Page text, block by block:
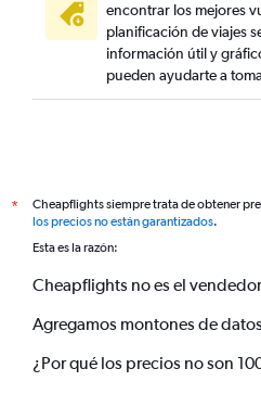
encontrar los mejores
planificación de viajes
información útil y
pueden ayudarte a
*
Cheapflights siempre trata de obtener
los precios no están garantizados.
Esta es la razón:
Cheapflights no es el
Agregamos montones de
¿Por qué los precios no son